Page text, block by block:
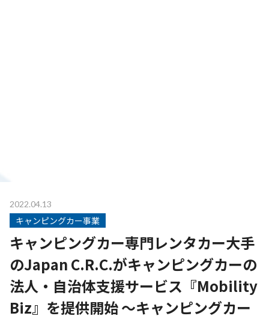
2022.04.13
キャンピングカー事業
キャンピングカー専門レンタカー大手
のJapan C.R.C.がキャンピングカーの
法人・自治体支援サービス『Mobility
Biz』を提供開始 ～キャンピングカー